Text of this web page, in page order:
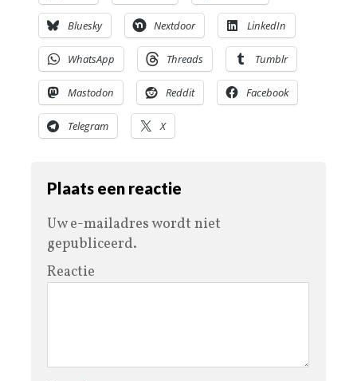
Bluesky Nextdoor LinkedIn
WhatsApp Threads Tumblr
Mastodon Reddit Facebook
Telegram X
Plaats een reactie
Uw e-mailadres wordt niet
gepubliceerd.
Reactie